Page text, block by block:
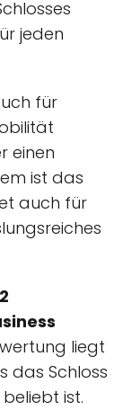
jeden
für
einen
ist das
auch für
liegt
das Schloss
ist.